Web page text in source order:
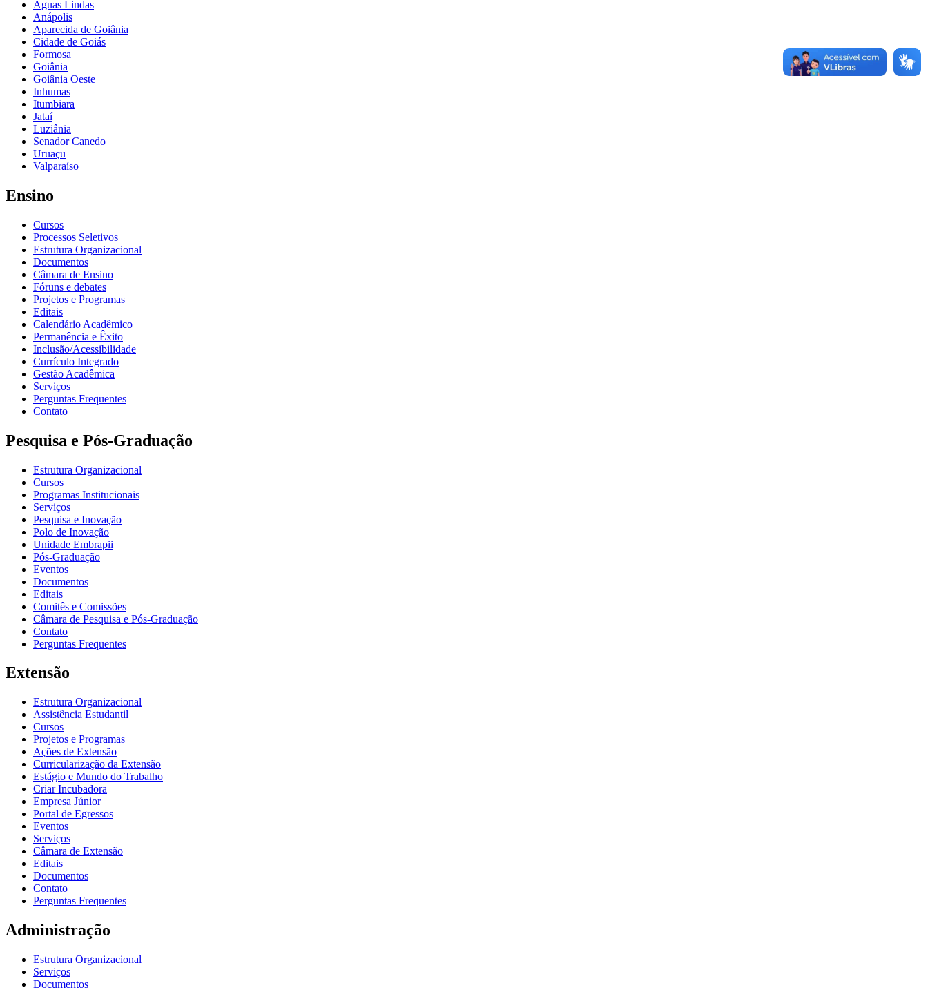
Águas Lindas
Anápolis
Aparecida de Goiânia
Cidade de Goiás
Formosa
Goiânia
Goiânia Oeste
Inhumas
Itumbiara
Jataí
Luziânia
Senador Canedo
Uruaçu
Valparaíso
Ensino
Cursos
Processos Seletivos
Estrutura Organizacional
Documentos
Câmara de Ensino
Fóruns e debates
Projetos e Programas
Editais
Calendário Acadêmico
Permanência e Êxito
Inclusão/Acessibilidade
Currículo Integrado
Gestão Acadêmica
Serviços
Perguntas Frequentes
Contato
Pesquisa e Pós-Graduação
Estrutura Organizacional
Cursos
Programas Institucionais
Serviços
Pesquisa e Inovação
Polo de Inovação
Unidade Embrapii
Pós-Graduação
Eventos
Documentos
Editais
Comitês e Comissões
Câmara de Pesquisa e Pós-Graduação
Contato
Perguntas Frequentes
Extensão
Estrutura Organizacional
Assistência Estudantil
Cursos
Projetos e Programas
Ações de Extensão
Curricularização da Extensão
Estágio e Mundo do Trabalho
Criar Incubadora
Empresa Júnior
Portal de Egressos
Eventos
Serviços
Câmara de Extensão
Editais
Documentos
Contato
Perguntas Frequentes
Administração
Estrutura Organizacional
Serviços
Documentos